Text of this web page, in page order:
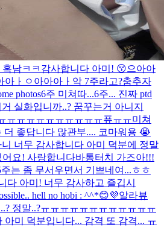
남ㅋㅋ 감사합니다 아미! 😚으아아
아ㅏㅇ아아아ㅏ악 7주라고?춤추자
photos6주 미쳐따...6주... 진짜 ptd
실화입니까..? 꿈꾸는거 아니지
ㅠㅠㅠㅠㅠㅠㅠㅠㅠㅠ퓨ㅠㅠ미쳐
더 좋답니다 많관부.... 코마워용 😭
너무 감사합니다 아미 덕분에 정말
요! 사랑합니다바통터치 가즈아!!!
는 좀 무서우면서 기쁘네여...ㅎㅎ
다 아미! 너무 감사하고 즐깁시
hell no hobi : ^^*😊💜알라뷰
정말..?ㅠㅠㅠㅠㅠㅠㅠㅠㅠㅠㅠㅠ
아미 덕분입니다... 감격 또 감격... ㅠ